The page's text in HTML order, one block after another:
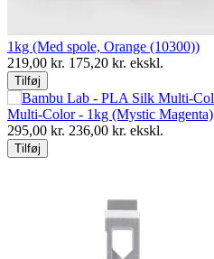
1kg (Med spole, Orange (10300))
219,00 kr. 175,20 kr. ekskl.
Tilføj
Multi-Color - 1kg (Mystic Magenta)
295,00 kr. 236,00 kr. ekskl.
Tilføj